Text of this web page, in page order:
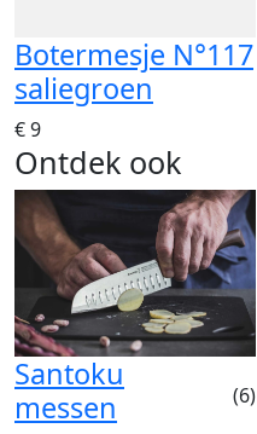
Botermesje N°117
saliegroen
€ 9
Ontdek ook
Santoku
messen
(6)